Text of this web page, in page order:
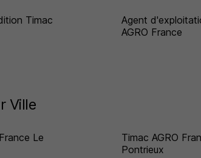
Timac
Agent
AGRO France
Ville
Le
Timac AGRO
Pontrieux